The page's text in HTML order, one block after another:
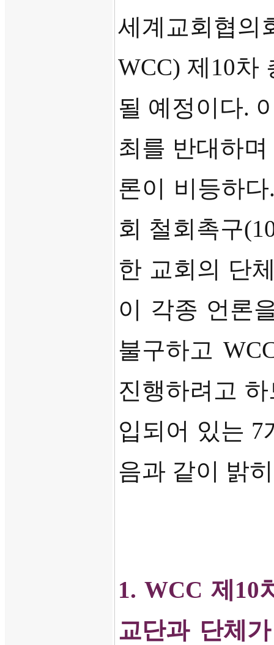
세계교회협의
WCC) 제10차
될 예정이다.
최를 반대하
론이 비등하다
회 철회촉구
한 교회의 단
이 각종 언론
불구하고
진행하려고
입되어 있는 7
음과 같이 밝
1. WCC 제10
교단과 단체